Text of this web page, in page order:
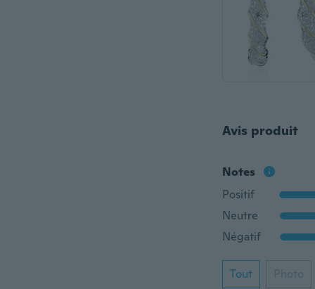
Avis produit
Notes
Positif
Neutre
Négatif
Tout Photo